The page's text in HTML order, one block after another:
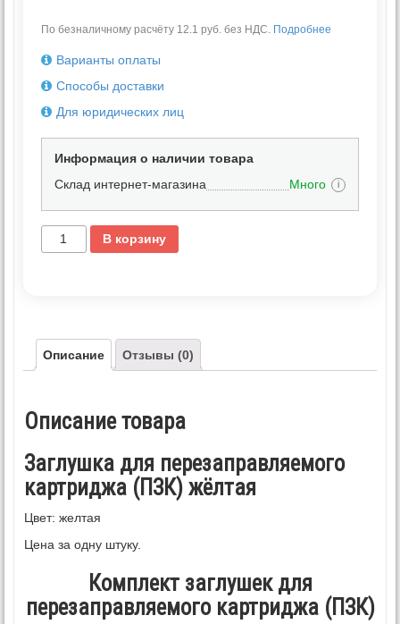
По безналичному расчёту 12.1 руб. без НДС. Подробнее
Варианты оплаты
Способы доставки
Для юридических лиц
Информация о наличии товара
Склад интернет-магазина
Много i
В корзину
Описание Отзывы (0)
Описание товара
Заглушка для перезаправляемого
картриджа (ПЗК) жёлтая
Цвет: желтая
Цена за одну штуку.
Комплект заглушек для
перезаправляемого картриджа (ПЗК)